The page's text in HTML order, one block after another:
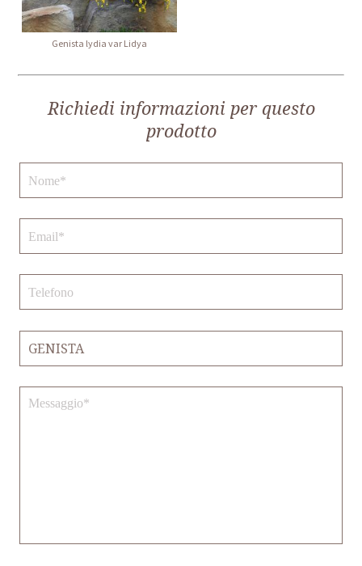
Genista lydia var Lidya
Richiedi informazioni per questo
prodotto